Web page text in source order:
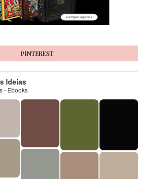
PINTEREST
Ideias
- Ebooks